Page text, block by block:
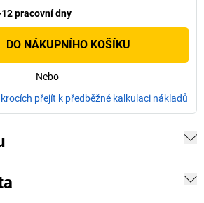
pracovní dny
DO NÁKUPNÍHO KOŠÍKU
Nebo
přejít k předběžné kalkulaci nákladů